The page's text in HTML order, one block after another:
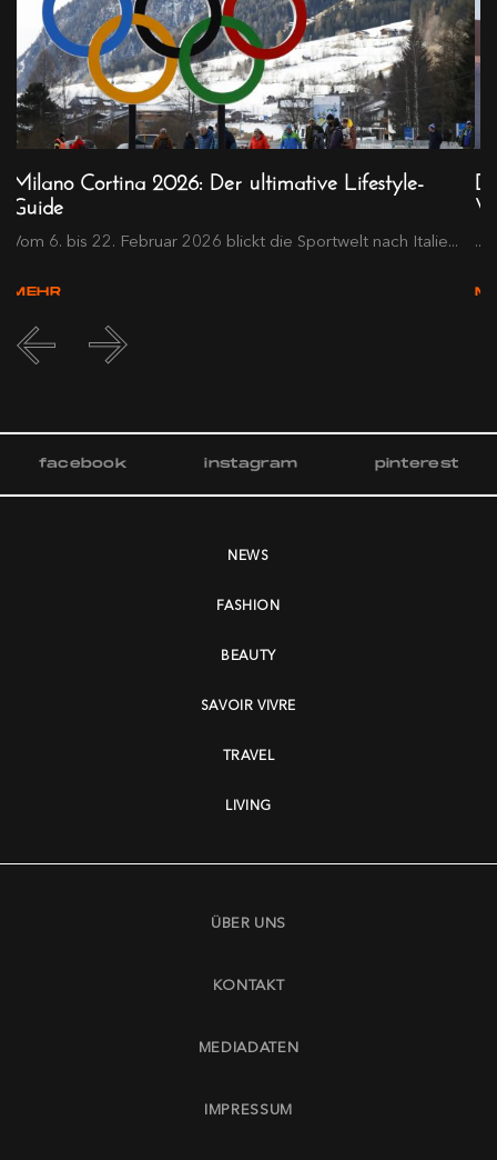
Milano Cortina 2026: Der ultimative Lifestyle-
Guide
Vom 6. bis 22. Februar 2026 blickt die Sportwelt nach Italie...
MEHR
...
facebook instagram pinterest
NEWS
FASHION
BEAUTY
SAVOIR VIVRE
TRAVEL
LIVING
ÜBER UNS
KONTAKT
MEDIADATEN
IMPRESSUM